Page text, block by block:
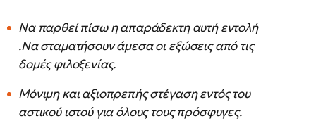
Να παρθεί πίσω η απαράδεκτη αυτή εντολή
.Να σταματήσουν άμεσα οι εξώσεις από τις
δομές φιλοξενίας.
Μόνιμη και αξιοπρεπής στέγαση εντός του
αστικού ιστού για όλους τους πρόσφυγες.